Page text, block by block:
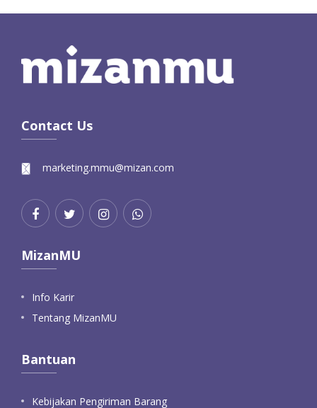
Contact Us
marketing.mmu@mizan.com
MizanMU
Info Karir
Tentang MizanMU
Bantuan
Kebijakan Pengiriman Barang